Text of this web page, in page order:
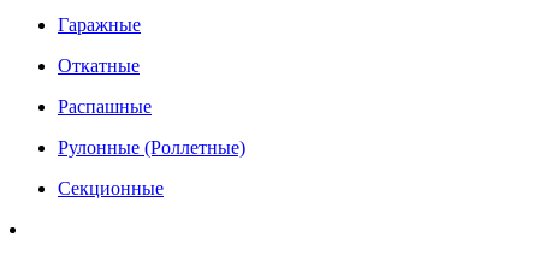
Гаражные
Откатные
Распашные
Рулонные (Роллетные)
Секционные